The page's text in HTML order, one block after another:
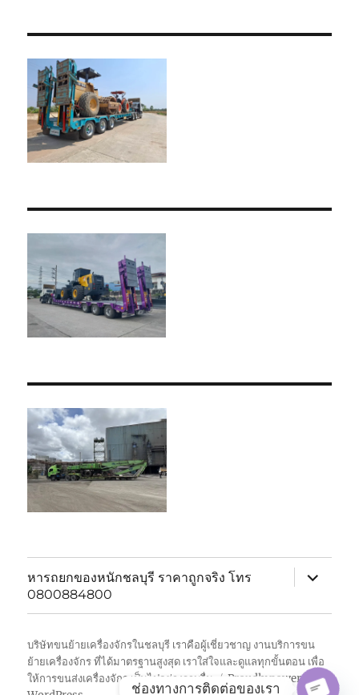
หารถยกของหนักชลบุรี ราคาถูกจริง โทร
0800884800
expand
child
บริษัทขนย้ายเครื่องจักรในชลบุรี เราคือผู้เชี่ยวชาญ งานบริการขน
ย้ายเครื่องจักร ที่ได้มาตรฐานสูงสุด เราใส่ใจและดูแลทุกขั้นตอน เพื่อ
ให้การขนส่งเครื่องจักร เป็นไปอย่างราบรื่น
Proudly powered by
ช่องทางการติดต่อของเรา